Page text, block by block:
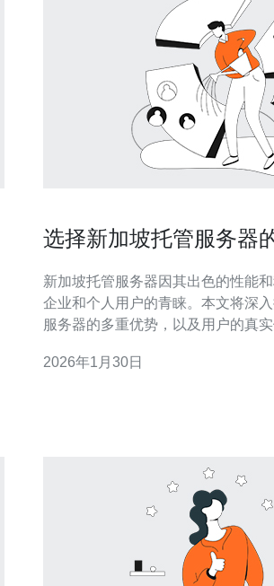
选择新加坡托管服务器
新加坡托管服务器因其出色的性能
企业和个人用户的青睐。本文将深
服务器的多重优势，以及用户的真
加坡托管服务器？ 选择新加坡托管服务器的原因有很多，
2026年1月30日